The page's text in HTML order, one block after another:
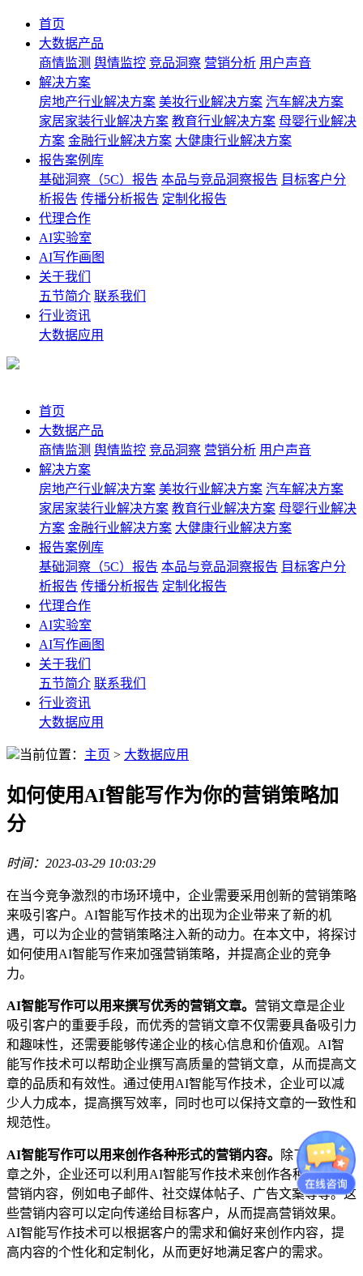
首页
大数据产品
商情监测 舆情监控 竞品洞察 营销分析 用户声音
解决方案
房地产行业解决方案 美妆行业解决方案 汽车解决方案
家居家装行业解决方案 教育行业解决方案 母婴行业解决
方案 金融行业解决方案 大健康行业解决方案
报告案例库
基础洞察（5C）报告 本品与竞品洞察报告 目标客户分
析报告 传播分析报告 定制化报告
代理合作
AI实验室
AI写作画图
关于我们
五节简介 联系我们
行业资讯
大数据应用
首页
大数据产品
商情监测 舆情监控 竞品洞察 营销分析 用户声音
解决方案
房地产行业解决方案 美妆行业解决方案 汽车解决方案
家居家装行业解决方案 教育行业解决方案 母婴行业解决
方案 金融行业解决方案 大健康行业解决方案
报告案例库
基础洞察（5C）报告 本品与竞品洞察报告 目标客户分
析报告 传播分析报告 定制化报告
代理合作
AI实验室
AI写作画图
关于我们
五节简介 联系我们
行业资讯
大数据应用
当前位置： 主页 > 大数据应用
如何使用AI智能写作为你的营销策略加
分
时间：2023-03-29 10:03:29
在当今竞争激烈的市场环境中，企业需要采用创新的营销策略
来吸引客户。AI智能写作技术的出现为企业带来了新的机
遇，可以为企业的营销策略注入新的动力。在本文中，将探讨
如何使用AI智能写作来加强营销策略，并提高企业的竞争
力。
AI智能写作可以用来撰写优秀的营销文章。 营销文章是企业
吸引客户的重要手段，而优秀的营销文章不仅需要具备吸引力
和趣味性，还需要能够传递企业的核心信息和价值观。AI智
能写作技术可以帮助企业撰写高质量的营销文章，从而提高文
章的品质和有效性。通过使用AI智能写作技术，企业可以减
少人力成本，提高撰写效率，同时也可以保持文章的一致性和
规范性。
AI智能写作可以用来创作各种形式的营销内容。
除了营销文
章之外，企业还可以利用AI智能写作技术来创作各种形式的
营销内容，例如电子邮件、社交媒体帖子、广告文案等等。这
些营销内容可以定向传递给目标客户，从而提高营销效果。
AI智能写作技术可以根据客户的需求和偏好来创作内容，提
高内容的个性化和定制化，从而更好地满足客户的需求。